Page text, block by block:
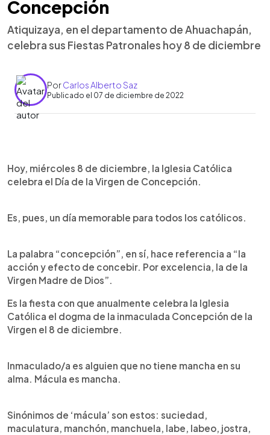
Concepción
Atiquizaya, en el departamento de Ahuachapán,
celebra sus Fiestas Patronales hoy 8 de diciembre
PorCarlos Alberto Saz
Publicado el 07 de diciembre de 2022
► Escuchar artículo
Hoy, miércoles 8 de diciembre, la Iglesia Católica
celebra el Día de la Virgen de Concepción.
Es, pues, un día memorable para todos los católicos.
La palabra “concepción”, en sí, hace referencia a “la
acción y efecto de concebir. Por excelencia, la de la
Virgen Madre de Dios”.
Es la fiesta con que anualmente celebra la Iglesia
Católica el dogma de la inmaculada Concepción de la
Virgen el 8 de diciembre.
Inmaculado/a es alguien que no tiene mancha en su
alma. Mácula es mancha.
Sinónimos de ‘mácula’ son estos: suciedad,
maculatura, manchón, manchuela, labe, labeo, jostra,